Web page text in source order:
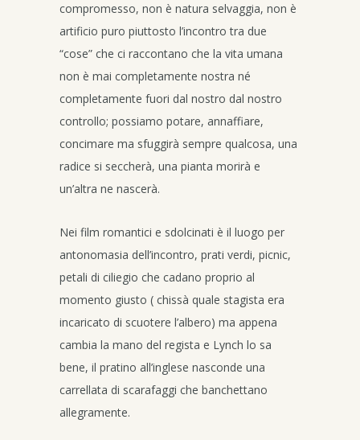
compromesso, non è natura selvaggia, non è
artificio puro piuttosto l’incontro tra due
“cose” che ci raccontano che la vita umana
non è mai completamente nostra né
completamente fuori dal nostro dal nostro
controllo; possiamo potare, annaffiare,
concimare ma sfuggirà sempre qualcosa, una
radice si seccherà, una pianta morirà e
un’altra ne nascerà.
Nei film romantici e sdolcinati è il luogo per
antonomasia dell’incontro, prati verdi, picnic,
petali di ciliegio che cadano proprio al
momento giusto ( chissà quale stagista era
incaricato di scuotere l’albero) ma appena
cambia la mano del regista e Lynch lo sa
bene, il pratino all’inglese nasconde una
carrellata di scarafaggi che banchettano
allegramente.